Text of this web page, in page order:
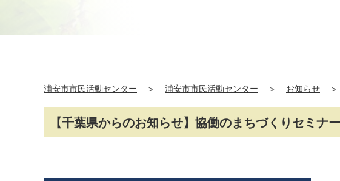
浦安市市民活動センター ＞ 浦安市市民活動センター ＞ お知らせ ＞
【千葉県からのお知らせ】協働のまちづくりセミナ